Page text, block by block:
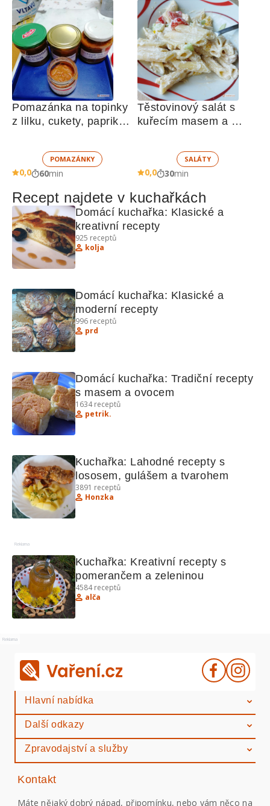
Pomazánka na topinky
z lilku, cukety, paprik,
žampionů
POMAZÁNKY
0,0 60min
Těstovinový salát s
kuřecím masem a
SALÁTY
0,0 30min
Recept najdete v kuchařkách
Domácí kuchařka: Klasické a
kreativní recepty
925 receptů
kolja
Domácí kuchařka: Klasické a
moderní recepty
996 receptů
prd
Domácí kuchařka: Tradiční recepty
s masem a ovocem
1634receptů
petrik.
Kuchařka: Lahodné recepty s
lososem, gulášem a tvarohem
3891 receptů
Honzka
Reklama
Kuchařka: Kreativní recepty s
pomerančem a zeleninou
4584receptů
alča
Reklama
Hlavní nabídka
Další odkazy
Zpravodajství a služby
Kontakt
Máte nějaký dobrý nápad, připomínku, nebo vám něco na